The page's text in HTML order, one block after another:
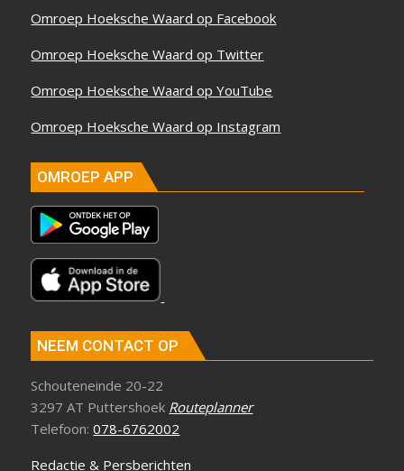
Omroep Hoeksche Waard op Facebook
Omroep Hoeksche Waard op Twitter
Omroep Hoeksche Waard op YouTube
Omroep Hoeksche Waard op Instagram
OMROEP APP
NEEM CONTACT OP
Schouteneinde 20-22
3297 AT Puttershoek Routeplanner
Telefoon:078-6762002
Redactie & Persberichten